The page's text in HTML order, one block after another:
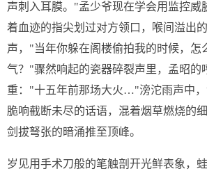
声刺入耳膜。"孟少爷现在学会用监控威
着血迹的指尖划过对方领口，喉间溢出
声，"当年你躲在阁楼偷拍我的时候，怎
气？"骤然响起的瓷器碎裂声里，孟昭的
重："十五年前那场大火…"滂沱雨声中
脆响截断未尽的话语，混着烟草燃烧的
剑拔弩张的暗涌推至顶峰。
岁见用手术刀般的笔触剖开光鲜表象，